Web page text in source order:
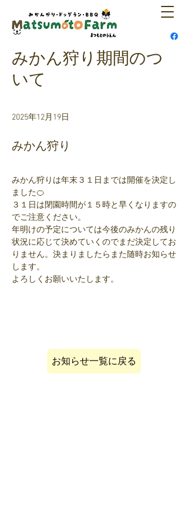
みかん狩り期間のつ
いて
2025年12月19日
みかん狩り
みかん狩りは年末３１日までは開催を決定し
ました🍊
３１日は閉園時間が１５時と早くなりますの
でご注意ください。
年明けの予定については今後のみかんの残り
状況に応じて決めていくのでまだ決定してお
りません。決まりましたらまた随時お知らせ
します。
よろしくお願いいたします。
お知らせ一覧に戻る